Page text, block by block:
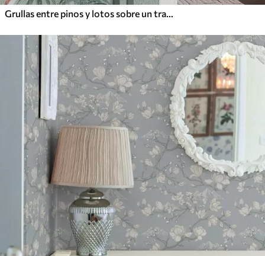
Grullas entre pinos y lotos sobre un tranquilo fondo verde